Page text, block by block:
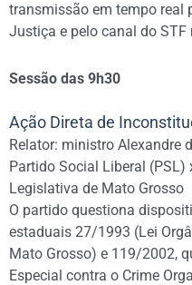
transmissão em tempo real
Justiça e pelo canal do STF
Sessão das 9h30
Ação Direta de
Relator: ministro Alexandre
Partido Social Liberal (PSL)
Legislativa de Mato Grosso
O partido questiona
estaduais 27/1993 (Lei
Mato Grosso) e 119/2002,
Especial contra o Crime